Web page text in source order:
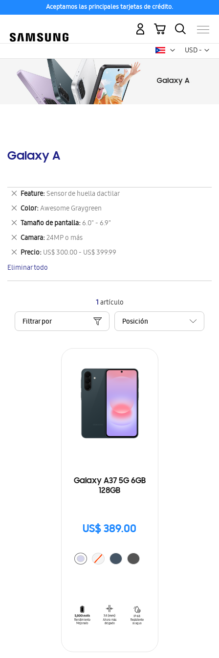
Aceptamos las principales tarjetas de crédito.
USD -
dólar
Mi carrito
Galaxy A
1artículo
Filtrar por
Galaxy A37 5G 6GB
128GB
US$ 389.00
Feature Sensor de huella dactilar
Eliminar
este
artículo
Color Awesome Graygreen
Eliminar
este
artículo
Tamaño de pantalla 6.0" - 6.9"
Eliminar
este
artículo
Camara 24MP o más
Eliminar
este
artículo
Precio US$ 300.00 - US$ 399.99
Eliminar
este
artículo
Eliminar todo